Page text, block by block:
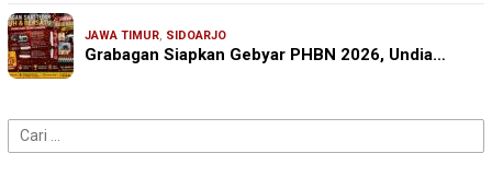
JAWA TIMUR, SIDOARJO
Grabagan Siapkan Gebyar PHBN 2026, Undia…
Cari
untuk: